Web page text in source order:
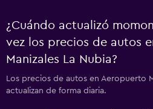
¿Cuándo actualizó
vez los precios de autos
Manizales La Nubia?
Los precios de autos en Aeropuerto
actualizan de forma diaria.